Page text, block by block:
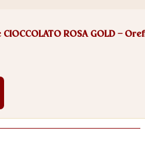
CIOCCOLATO ROSA GOLD –